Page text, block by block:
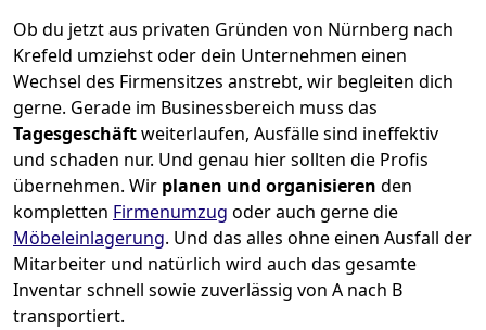
Ob du jetzt aus privaten Gründen von Nürnberg nach
Krefeld umziehst oder dein Unternehmen einen
Wechsel des Firmensitzes anstrebt, wir begleiten dich
gerne. Gerade im Businessbereich muss das
Tagesgeschäftweiterlaufen, Ausfälle sind ineffektiv
und schaden nur. Und genau hier sollten die Profis
übernehmen. Wir planen und organisieren den
kompletten Firmenumzug oder auch gerne die
Möbeleinlagerung. Und das alles ohne einen Ausfall der
Mitarbeiter und natürlich wird auch das gesamte
Inventar schnell sowie zuverlässig von A nach B
transportiert.